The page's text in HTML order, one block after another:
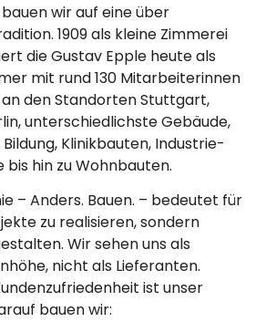
wir auf eine über
1909 als kleine Zimmerei
die Gustav Epple heute als
mit rund 130 Mitarbeiterinnen
den Standorten Stuttgart,
unterschiedlichste Gebäude,
Klinikbauten, Industrie-
bis hin zu Wohnbauten.
– Anders. Bauen. – bedeutet für
zu realisieren, sondern
Wir sehen uns als
nicht als Lieferanten.
ist unser
bauen wir: